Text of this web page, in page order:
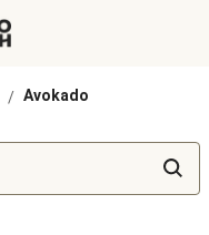
/ Avokado